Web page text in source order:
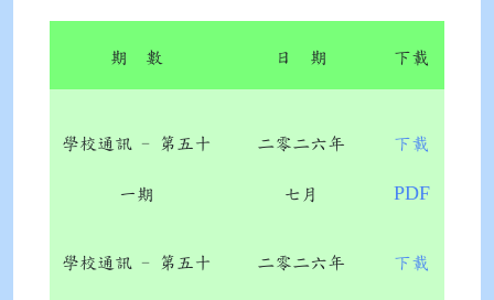
期 數 日 期 下載
學校通訊 - 第五十
一期
二零二六年
七月
下載
PDF
學校通訊 - 第五十 二零二六年 下載